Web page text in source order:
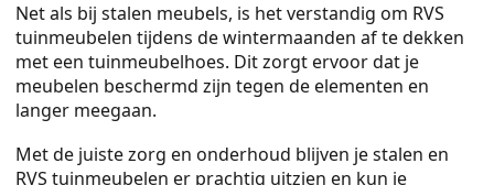
Net als bij stalen meubels, is het verstandig om RVS
tuinmeubelen tijdens de wintermaanden af te dekken
met een tuinmeubelhoes. Dit zorgt ervoor dat je
meubelen beschermd zijn tegen de elementen en
langer meegaan.
Met de juiste zorg en onderhoud blijven je stalen en
RVS tuinmeubelen er prachtig uitzien en kun je